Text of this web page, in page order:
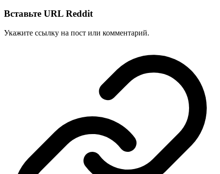
Вставьте URL Reddit
Укажите ссылку на пост или комментарий.